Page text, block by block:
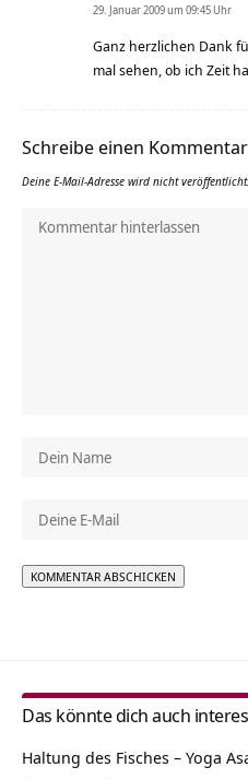
29. Januar 2009 um 09:45 Uhr
Ganz herzlichen Dank
mal sehen, ob ich Zeit
Schreibe einen Kommentar
Deine E-Mail-Adresse wird nicht veröffentlicht.
Das könnte dich auch
Haltung des Fisches – Yoga